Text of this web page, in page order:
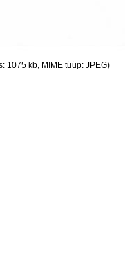
1075 kb, MIME tüüp: JPEG)